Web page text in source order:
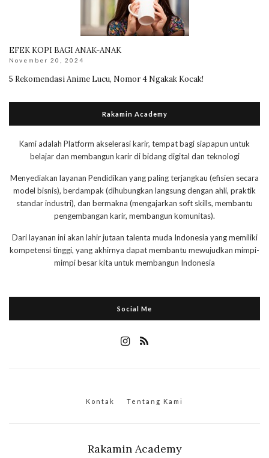
EFEK KOPI BAGI ANAK-ANAK
November 20, 2024
5 Rekomendasi Anime Lucu, Nomor 4 Ngakak Kocak!
Rakamin Academy
Kami adalah Platform akselerasi karir, tempat bagi siapapun untuk
belajar dan membangun karir di bidang digital dan teknologi
Menyediakan layanan Pendidikan yang paling terjangkau (efisien secara
model bisnis), berdampak (dihubungkan langsung dengan ahli, praktik
standar industri), dan bermakna (mengajarkan soft skills, membantu
pengembangan karir, membangun komunitas).
Dari layanan ini akan lahir jutaan talenta muda Indonesia yang memiliki
kompetensi tinggi, yang akhirnya dapat membantu mewujudkan mimpi-
mimpi besar kita untuk membangun Indonesia
Social Me
Kontak Tentang Kami
Rakamin Academy